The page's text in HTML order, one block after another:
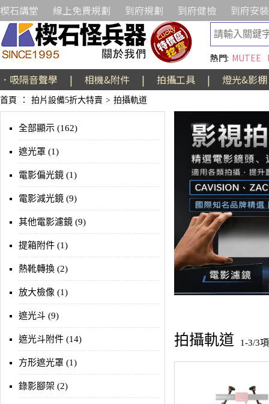
楔石講堂 線上免費規劃 到府規劃 到府健檢 到府安裝
熱門: MUTEE
．吸隔音聲學 | 相機&附件 | 拍攝工具 | 燈光&影棚
首頁 ： 拍片設備5折大特賣 > 拍攝軌道
全部顯示 (162)
遮光罩 (1)
電影偏光鏡 (1)
電影減光鏡 (9)
其他電影濾鏡 (9)
提箱附件 (1)
熱靴轉換 (2)
放大檢像 (1)
遮光斗 (9)
遮光斗附件 (14)
方形遮光罩 (1)
錄影腳架 (2)
拍攝軌道 1-3/3